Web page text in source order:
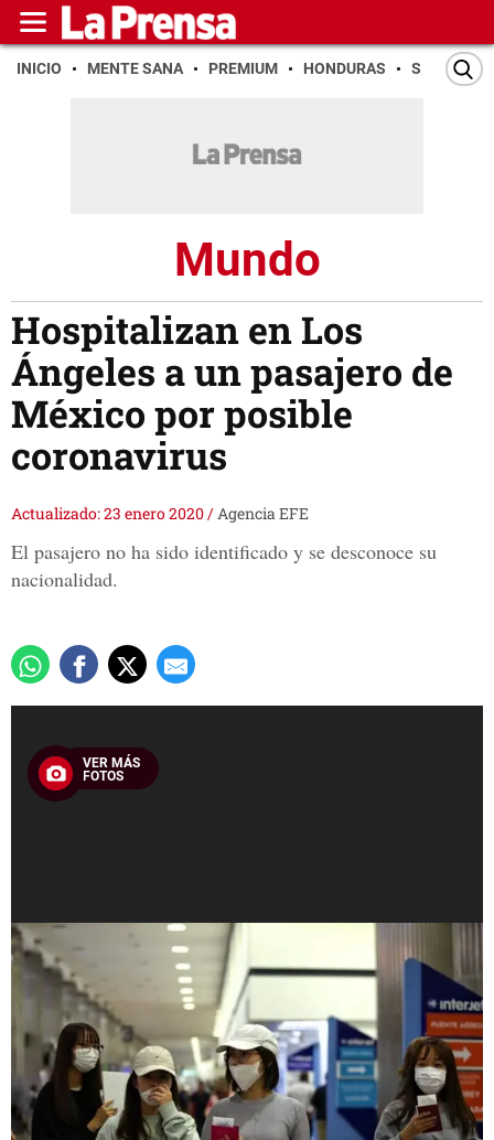
INICIO MENTE SANA PREMIUM HONDURAS SAN PEDRO
Mundo
Hospitalizan en Los
Ángeles a un pasajero de
México por posible
coronavirus
Actualizado: 23 enero 2020/Agencia EFE
El pasajero no ha sido identificado y se desconoce su
nacionalidad.
VER MÁS
FOTOS